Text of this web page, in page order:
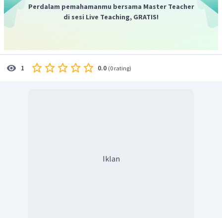
memberi tahu saya di mana letak ruang UKS?)
Jadi, jawaban yang benar adalah A.
Perdalam pemahamanmu bersama Master Teacher
di sesi Live Teaching, GRATIS!
1 0.0 (0 rating)
Iklan